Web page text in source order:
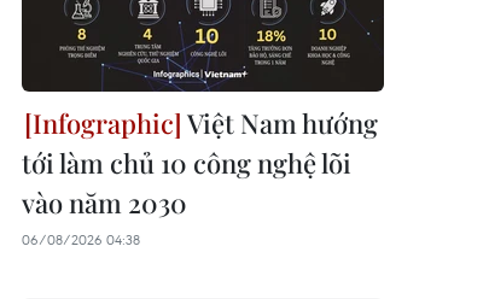
Việt Nam hướng
tới làm chủ 10 công nghệ lõi
vào năm 2030
06/08/2026 04:38